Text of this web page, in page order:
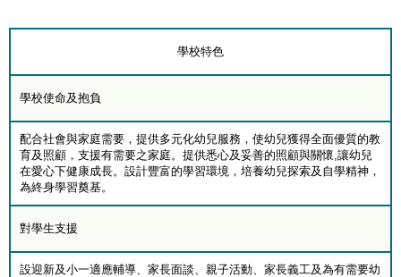
學校特色
學校使命及抱負
配合社會與家庭需要，提供多元化幼兒服務，使幼兒獲得全面優質的教
育及照顧，支援有需要之家庭。提供悉心及妥善的照顧與關懷,讓幼兒
在愛心下健康成長。設計豐富的學習環境，培養幼兒探索及自學精神，
為終身學習奠基。
對學生支援
設迎新及小一適應輔導、家長面談、親子活動、家長義工及為有需要幼